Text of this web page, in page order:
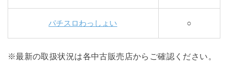
パチスロわっしょい ○
※最新の取扱状況は各中古販売店からご確認ください。